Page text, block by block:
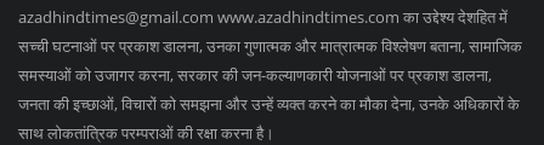
azadhindtimes@gmail.com www.azadhindtimes.com का उद्देश्य देशहित में
सच्ची घटनाओं पर प्रकाश डालना, उनका गुणात्मक और मात्रात्मक विश्लेषण बताना, सामाजिक
समस्याओं को उजागर करना, सरकार की जन-कल्याणकारी योजनाओं पर प्रकाश डालना,
जनता की इच्छाओं, विचारों को समझना और उन्हें व्यक्त करने का मौका देना, उनके अधिकारों के
साथ लोकतांत्रिक परम्पराओं की रक्षा करना है।